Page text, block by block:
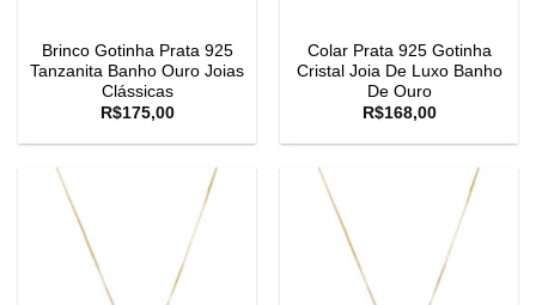
Brinco Gotinha Prata 925
Tanzanita Banho Ouro Joias
Clássicas
R$175,00
Colar Prata 925 Gotinha
Cristal Joia De Luxo Banho
De Ouro
R$168,00